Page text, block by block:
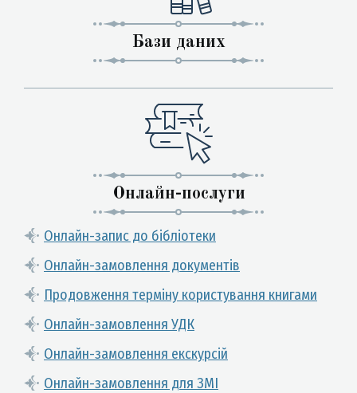
Бази даних
Онлайн-послуги
Онлайн-запис до бібліотеки
Онлайн-замовлення документів
Продовження терміну користування книгами
Онлайн-замовлення УДК
Онлайн-замовлення екскурсій
Онлайн-замовлення для ЗМІ